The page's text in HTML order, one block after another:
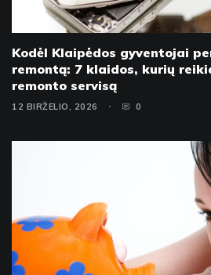
Kodėl Klaipėdos gyventojai
remontą: 7 klaidos, kurių
remonto servisą
12 BIRŽELIO, 2026 0